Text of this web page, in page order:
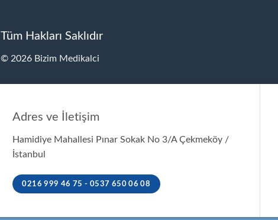
Tüm Hakları Saklıdır
© 2026 Bizim Medikalci
Adres ve İletişim
Hamidiye Mahallesi Pınar Sokak No 3/A Çekmeköy /
İstanbul
0216 999 46 75 - 0537 650 06 08